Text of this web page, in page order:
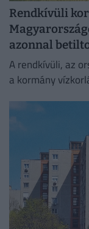
Rendkívüli
azonnal
A rendkívüli, az
a kormány
biztosítása